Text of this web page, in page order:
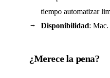
tiempo automatizar
Disponibilidad: Mac.
¿Merece la pena?